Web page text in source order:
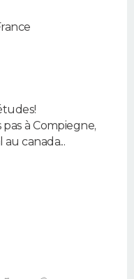
à Compiegne,
au canada...